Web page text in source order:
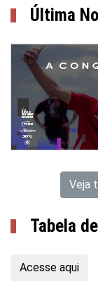
Última
Veja
Tabela
Acesse aqui